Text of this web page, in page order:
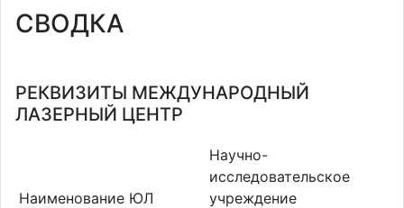
СВОДКА
РЕКВИЗИТЫ МЕЖДУНАРОДНЫЙ
ЛАЗЕРНЫЙ ЦЕНТР
Наименование ЮЛ
Научно-
исследовательское
учреждение